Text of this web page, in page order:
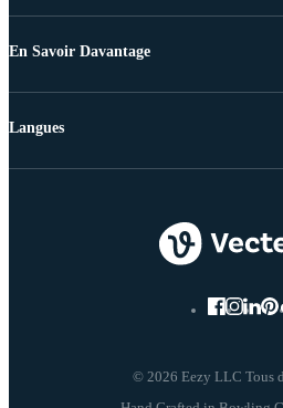
En Savoir Davantage
© 2026 Eezy LLC Tous
Langues